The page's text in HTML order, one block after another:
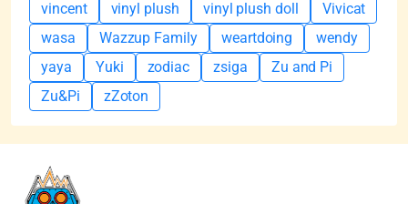
vincent
vinyl plush vinyl plush doll
Vivicat
wasa
Wazzup Family weartdoing
wendy
yaya
Yuki zodiac zsiga
Zu and Pi
Zu&Pi
zZoton